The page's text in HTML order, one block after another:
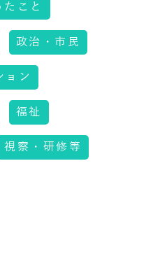
こと
政治・市民
ョン
福祉
視察・研修等